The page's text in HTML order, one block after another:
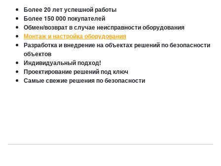
Более 20 лет успешной работы
Более 150 000 покупателей
Обмен/возврат в случае неисправности оборудования
Монтаж и настройка оборудования
Разработка и внедрение на объектах решений по безопасности
объектов
Индивидуальный подход!
Проектирование решений под ключ
Самые свежие решения по безопасности